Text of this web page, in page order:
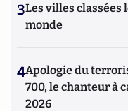
3Les villes classées
monde
4Apologie du
700, le chanteur à
2026